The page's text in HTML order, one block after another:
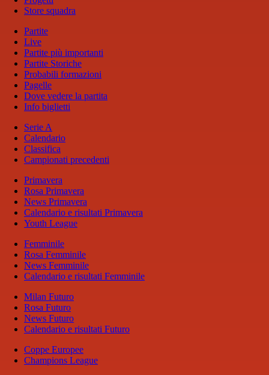
Store squadra
Partite
Live
Partite più importanti
Partite Storiche
Probabili formazioni
Pagelle
Dove vedere la partita
Info biglietti
Serie A
Calendario
Classifica
Campionati precedenti
Primavera
Rosa Primavera
News Primavera
Calendario e risultati Primavera
Youth League
Femminile
Rosa Femminile
News Femminile
Calendario e risultati Femminile
Milan Futuro
Rosa Futuro
News Futuro
Calendario e risultati Futuro
Coppe Europee
Champions League